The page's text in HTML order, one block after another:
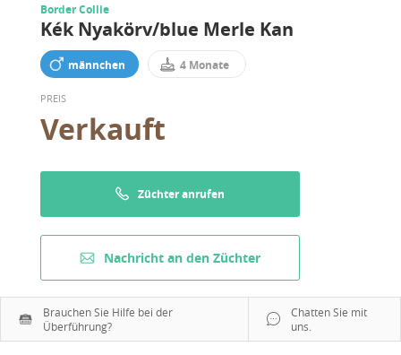
Border Collie
Kék Nyakörv/blue Merle Kan
männchen 4 Monate
PREIS
Verkauft
Züchter anrufen
Nachricht an den Züchter
Brauchen Sie Hilfe bei der
Überführung?
Chatten Sie mit
uns.